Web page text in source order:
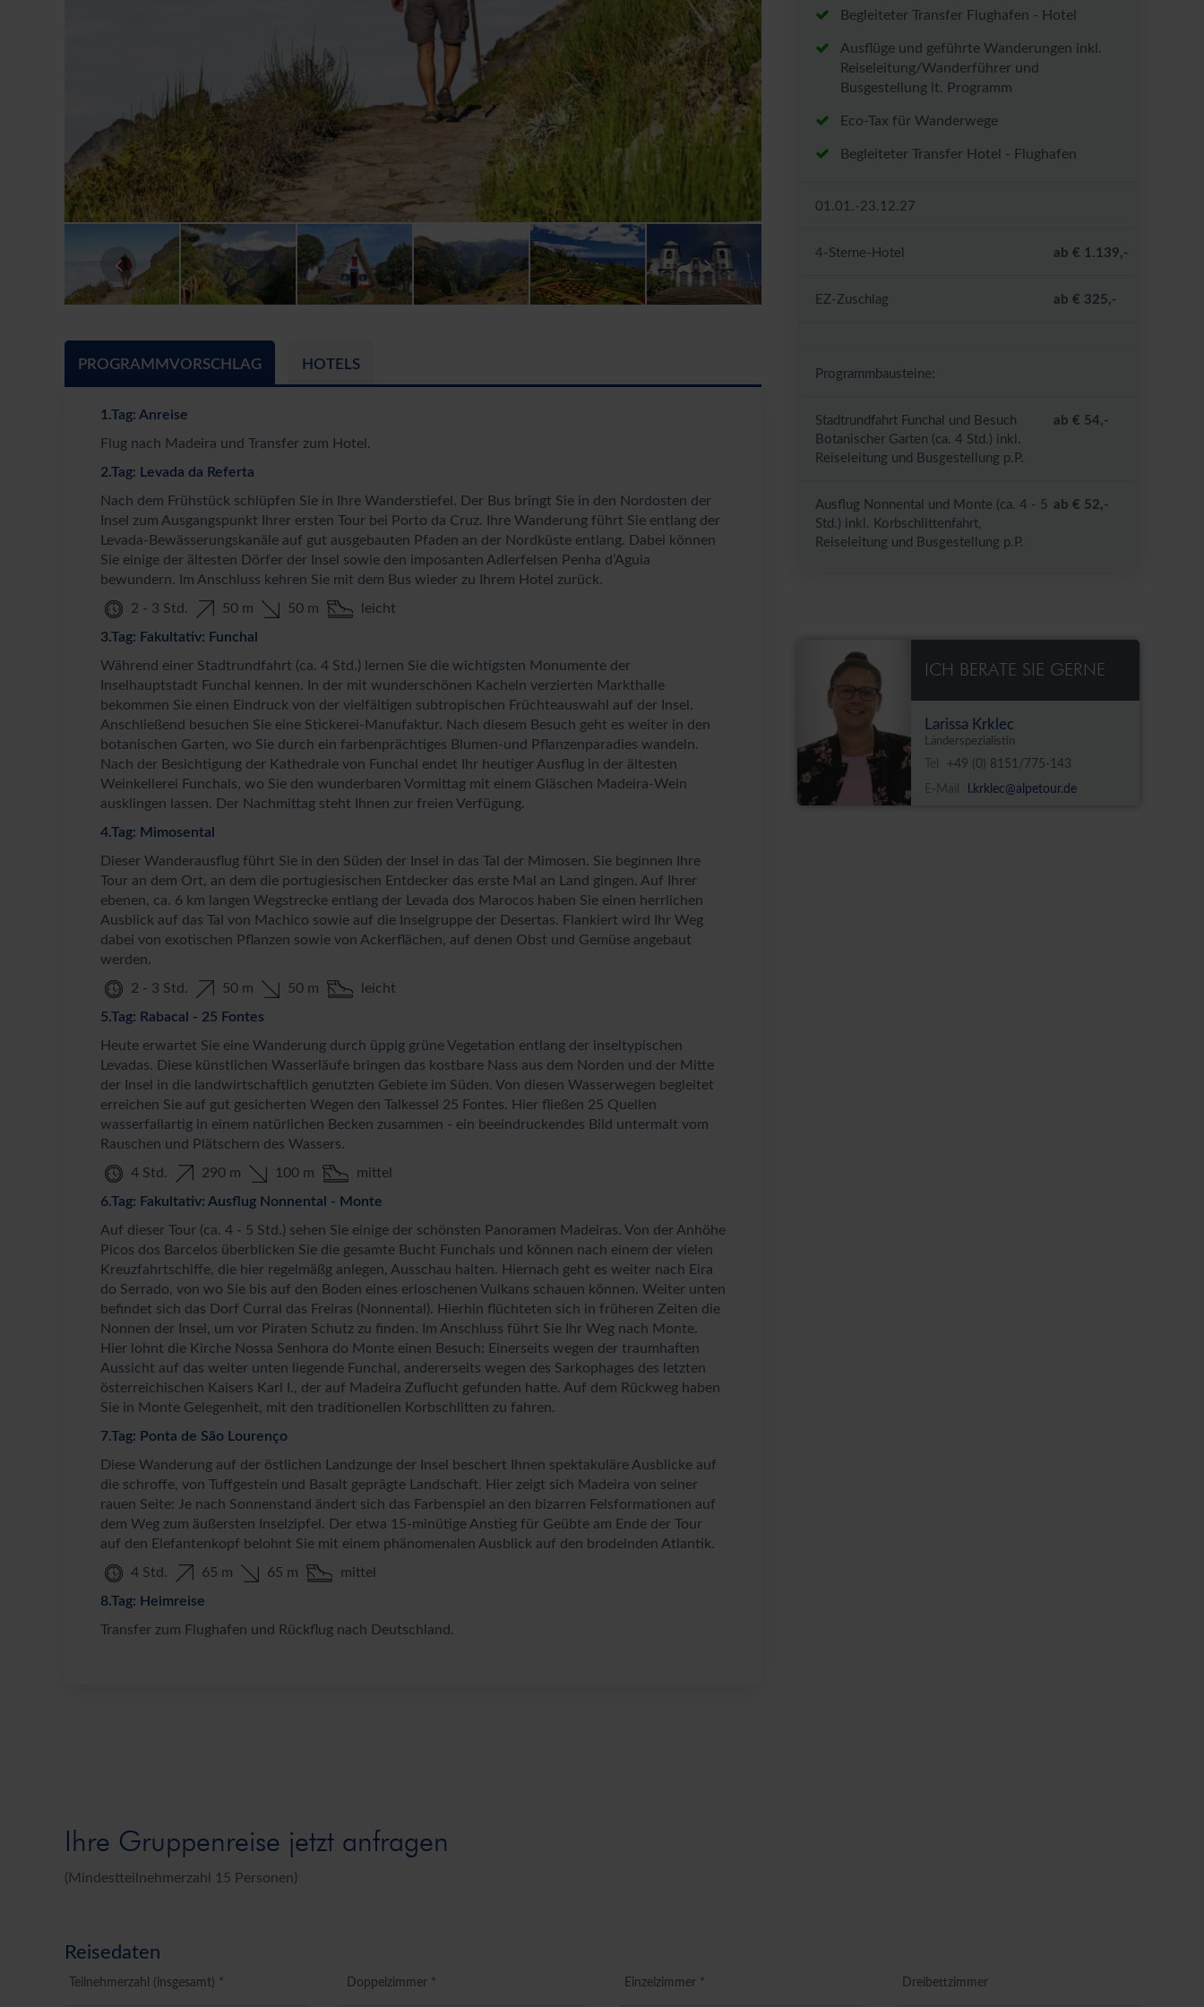
PROGRAMMVORSCHLAG HOTELS
1.Tag: Anreise
Flug nach Madeira und Transfer zum Hotel.
2.Tag: Levada da Referta
Nach dem Frühstück schlüpfen Sie in Ihre Wanderstiefel. Der Bus bringt Sie in den Nordosten der
Insel zum Ausgangspunkt Ihrer ersten Tour bei Porto da Cruz. Ihre Wanderung führt Sie entlang der
Levada-Bewässerungskanäle auf gut ausgebauten Pfaden an der Nordküste entlang. Dabei können
Sie einige der ältesten Dörfer der Insel sowie den imposanten Adlerfelsen Penha d’Aguia
bewundern. Im Anschluss kehren Sie mit dem Bus wieder zu Ihrem Hotel zurück.
2 - 3 Std.
50 m 50 m
leicht
3.Tag: Fakultativ: Funchal
Während einer Stadtrundfahrt (ca. 4 Std.) lernen Sie die wichtigsten Monumente der
Inselhauptstadt Funchal kennen. In der mit wunderschönen Kacheln verzierten Markthalle
bekommen Sie einen Eindruck von der vielfältigen subtropischen Früchteauswahl auf der Insel.
Anschließend besuchen Sie eine Stickerei-Manufaktur. Nach diesem Besuch geht es weiter in den
botanischen Garten, wo Sie durch ein farbenprächtiges Blumen-und Pflanzenparadies wandeln.
Nach der Besichtigung der Kathedrale von Funchal endet Ihr heutiger Ausflug in der ältesten
Weinkellerei Funchals, wo Sie den wunderbaren Vormittag mit einem Gläschen Madeira-Wein
ausklingen lassen. Der Nachmittag steht Ihnen zur freien Verfügung.
4.Tag: Mimosental
Dieser Wanderausflug führt Sie in den Süden der Insel in das Tal der Mimosen. Sie beginnen Ihre
Tour an dem Ort, an dem die portugiesischen Entdecker das erste Mal an Land gingen. Auf Ihrer
ebenen, ca. 6 km langen Wegstrecke entlang der Levada dos Marocos haben Sie einen herrlichen
Ausblick auf das Tal von Machico sowie auf die Inselgruppe der Desertas. Flankiert wird Ihr Weg
dabei von exotischen Pflanzen sowie von Ackerflächen, auf denen Obst und Gemüse angebaut
werden.
2 - 3 Std.
50 m 50 m
leicht
5.Tag: Rabacal - 25 Fontes
Heute erwartet Sie eine Wanderung durch üppig grüne Vegetation entlang der inseltypischen
Levadas. Diese künstlichen Wasserläufe bringen das kostbare Nass aus dem Norden und der Mitte
der Insel in die landwirtschaftlich genutzten Gebiete im Süden. Von diesen Wasserwegen begleitet
erreichen Sie auf gut gesicherten Wegen den Talkessel 25 Fontes. Hier fließen 25 Quellen
wasserfallartig in einem natürlichen Becken zusammen - ein beeindruckendes Bild untermalt vom
Rauschen und Plätschern des Wassers.
4 Std.
290 m 100 m
mittel
6.Tag: Fakultativ: Ausflug Nonnental - Monte
Auf dieser Tour (ca. 4 - 5 Std.) sehen Sie einige der schönsten Panoramen Madeiras. Von der Anhöhe
Picos dos Barcelos überblicken Sie die gesamte Bucht Funchals und können nach einem der vielen
Kreuzfahrtschiffe, die hier regelmäßg anlegen, Ausschau halten. Hiernach geht es weiter nach Eira
do Serrado, von wo Sie bis auf den Boden eines erloschenen Vulkans schauen können. Weiter unten
befindet sich das Dorf Curral das Freiras (Nonnental). Hierhin flüchteten sich in früheren Zeiten die
Nonnen der Insel, um vor Piraten Schutz zu finden. Im Anschluss führt Sie Ihr Weg nach Monte.
Hier lohnt die Kirche Nossa Senhora do Monte einen Besuch: Einerseits wegen der traumhaften
Aussicht auf das weiter unten liegende Funchal, andererseits wegen des Sarkophages des letzten
österreichischen Kaisers Karl I., der auf Madeira Zuflucht gefunden hatte. Auf dem Rückweg haben
Sie in Monte Gelegenheit, mit den traditionellen Korbschlitten zu fahren.
7.Tag: Ponta de São Lourenço
Diese Wanderung auf der östlichen Landzunge der Insel beschert Ihnen spektakuläre Ausblicke auf
die schroffe, von Tuffgestein und Basalt geprägte Landschaft. Hier zeigt sich Madeira von seiner
rauen Seite: Je nach Sonnenstand ändert sich das Farbenspiel an den bizarren Felsformationen auf
dem Weg zum äußersten Inselzipfel. Der etwa 15-minütige Anstieg für Geübte am Ende der Tour
auf den Elefantenkopf belohnt Sie mit einem phänomenalen Ausblick auf den brodelnden Atlantik.
4 Std.
65 m 65 m
mittel
8.Tag: Heimreise
Transfer zum Flughafen und Rückflug nach Deutschland.
Begleiteter Transfer Flughafen - Hotel
Ausflüge und geführte Wanderungen inkl.
Reiseleitung/Wanderführer und
Busgestellung lt. Programm
Eco-Tax für Wanderwege
Begleiteter Transfer Hotel - Flughafen
01.01.-23.12.27
4-Sterne-Hotel ab € 1.139,-
EZ-Zuschlag ab € 325,-
Programmbausteine:
Stadtrundfahrt Funchal und Besuch
Botanischer Garten (ca. 4 Std.) inkl.
Reiseleitung und Busgestellung p.P.
ab € 54,-
Ausflug Nonnental und Monte (ca. 4 - 5
Std.) inkl. Korbschlittenfahrt,
Reiseleitung und Busgestellung p.P.
ab € 52,-
ICH BERATE SIE GERNE
Larissa Krklec
Länderspezialistin
Tel
+49 (0) 8151/775-143
E-Mail
l.krklec@alpetour.de
Ihre Gruppenreise jetzt anfragen
(Mindestteilnehmerzahl 15 Personen)
Reisedaten
Teilnehmerzahl (insgesamt) * Doppelzimmer * Einzelzimmer * Dreibettzimmer